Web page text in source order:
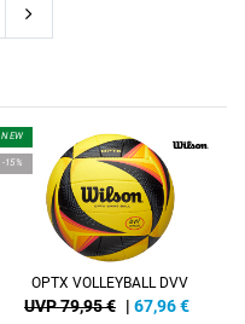
NEW
-15%
OPTX VOLLEYBALL DVV
UVP 79,95 € | 67,96€